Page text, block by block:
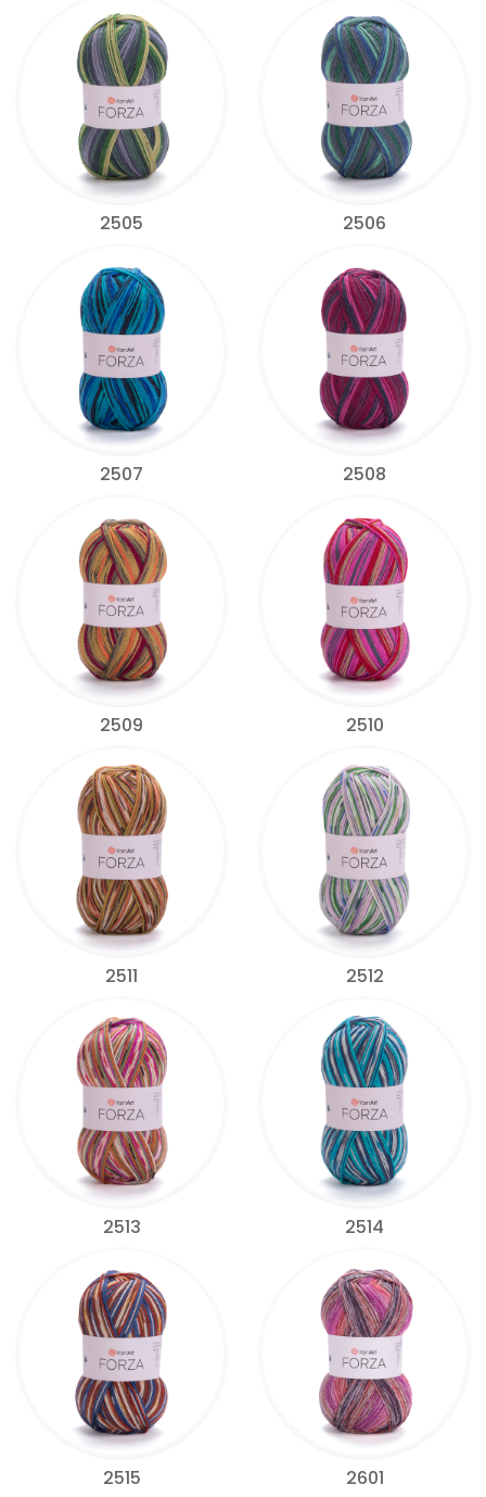
2505 2506
2507 2508
2509 2510
2511 2512
2513 2514
2515 2601